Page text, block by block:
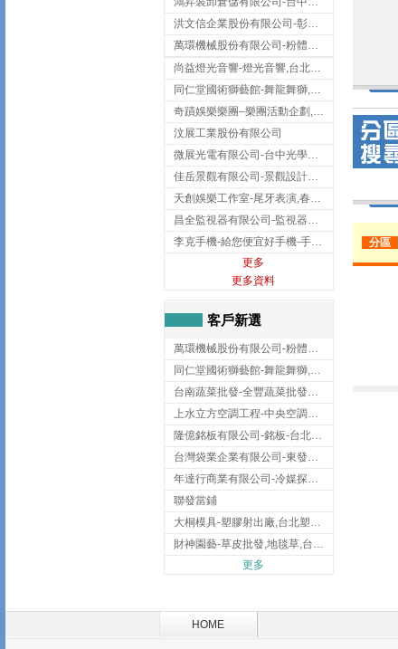
洪文信企業股份有限公司-彰化鋅合金鑄造,彰化五金加工,彰化五金配件
萬環機械股份有限公司-粉體塗裝設備,輸送機,輸送機設備,台南輸送機
尚益燈光音響-燈光音響,台北燈光音響,台北燈光音響出租
同仁堂國術獅藝館-舞龍舞獅,台中舞龍舞獅
奇蹟娛樂樂團–樂團活動企劃,台中樂團表演,台中婚禮樂團
汶展工業股份有限公司
微展光電有限公司-台中光學鍍膜,optical filter taiwan,台灣光學鍍膜
佳岳景觀有限公司-景觀設計公司,台北景觀設計,台北景觀工程,中山區景觀設計
天創娛樂工作室-尾牙表演,春酒表演,板橋尾牙表演
昌全監視器有限公司-監視器安裝,高雄監視器安裝,鳳山區監視器安裝
李克手機-給您便宜好手機-手機收購,屏東手機收購
更多
更多資料
客戶新選
萬環機械股份有限公司-粉體塗裝設備,輸送機,輸送機設備,台南輸送機
同仁堂國術獅藝館-舞龍舞獅,台中舞龍舞獅
台南蔬菜批發-全豐蔬菜批發專送/台南蔬菜箱宅配到府
上水立方空調工程-中央空調規劃,台北中央空調規劃
隆億銘板有限公司-銘板-台北銘板-板橋銘板
台灣袋業企業有限公司-東發企業社/台中太空袋/太空包
年達行商業有限公司-冷媒探漏儀,壓力錶組,真空泵浦,台北冷凍空調材料
聯發當鋪
大桐模具-塑膠射出廠,台北塑膠射出廠
財神園藝-草皮批發,地毯草,台北草,彰化地毯草,彰化台北草
更多
分區
HOME